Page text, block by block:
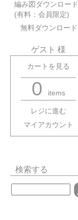
編み図ダウンロード
(有料：会員限定)
無料ダウンロード
ゲスト 様
カートを見る
0 items
レジに進む
マイアカウント
検索する